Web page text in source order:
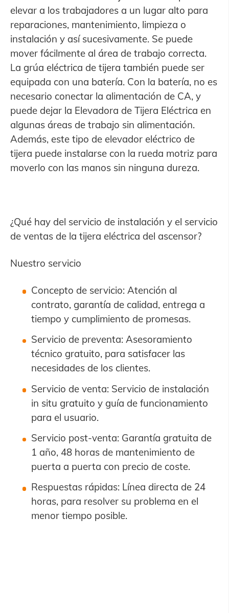
elevar a los trabajadores a un lugar alto para
reparaciones, mantenimiento, limpieza o
instalación y así sucesivamente. Se puede
mover fácilmente al área de trabajo correcta.
La grúa eléctrica de tijera también puede ser
equipada con una batería. Con la batería, no es
necesario conectar la alimentación de CA, y
puede dejar la Elevadora de Tijera Eléctrica en
algunas áreas de trabajo sin alimentación.
Además, este tipo de elevador eléctrico de
tijera puede instalarse con la rueda motriz para
moverlo con las manos sin ninguna dureza.
¿Qué hay del servicio de instalación y el servicio
de ventas de la tijera eléctrica del ascensor?
Nuestro servicio
Concepto de servicio: Atención al
contrato, garantía de calidad, entrega a
tiempo y cumplimiento de promesas.
Servicio de preventa: Asesoramiento
técnico gratuito, para satisfacer las
necesidades de los clientes.
Servicio de venta: Servicio de instalación
in situ gratuito y guía de funcionamiento
para el usuario.
Servicio post-venta: Garantía gratuita de
1 año, 48 horas de mantenimiento de
puerta a puerta con precio de coste.
Respuestas rápidas: Línea directa de 24
horas, para resolver su problema en el
menor tiempo posible.